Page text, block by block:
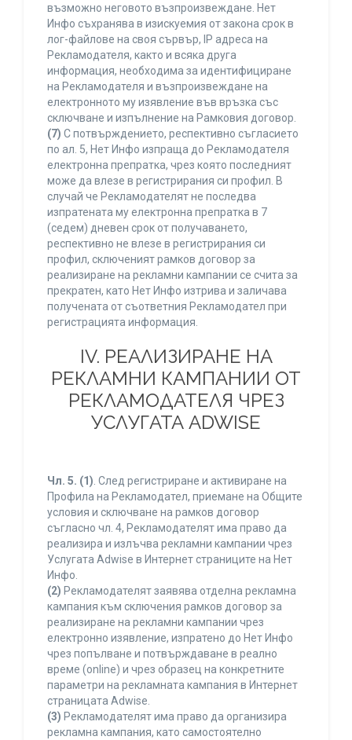
възможно неговото възпроизвеждане. Нет
Инфо съхранява в изискуемия от закона срок в
лог-файлове на своя сървър, IP адреса на
Рекламодателя, както и всяка друга
информация, необходима за идентифициране
на Рекламодателя и възпроизвеждане на
електронното му изявление във връзка със
сключване и изпълнение на Рамковия договор.
(7) С потвърждението, респективно съгласието
по ал. 5, Нет Инфо изпраща до Рекламодателя
електронна препратка, чрез която последният
може да влезе в регистрирания си профил. В
случай че Рекламодателят не последва
изпратената му електронна препратка в 7
(седем) дневен срок от получаването,
респективно не влезе в регистрирания си
профил, сключеният рамков договор за
реализиране на рекламни кампании се счита за
прекратен, като Нет Инфо изтрива и заличава
получената от съответния Рекламодател при
регистрацията информация.
IV. РЕАЛИЗИРАНЕ НА
РЕКЛАМНИ КАМПАНИИ ОТ
РЕКЛАМОДАТЕЛЯ ЧРЕЗ
УСЛУГАТА ADWISE
Чл. 5. (1). След регистриране и активиране на
Профила на Рекламодател, приемане на Общите
условия и сключване на рамков договор
съгласно чл. 4, Рекламодателят има право да
реализира и излъчва рекламни кампании чрез
Услугата Adwise в Интернет страниците на Нет
Инфо.
(2) Рекламодателят заявява отделна рекламна
кампания към сключения рамков договор за
реализиране на рекламни кампании чрез
електронно изявление, изпратено до Нет Инфо
чрез попълване и потвърждаване в реално
време (online) и чрез образец на конкретните
параметри на рекламната кампания в Интернет
страницата Adwise.
(3) Рекламодателят има право да организира
рекламна кампания, като самостоятелно